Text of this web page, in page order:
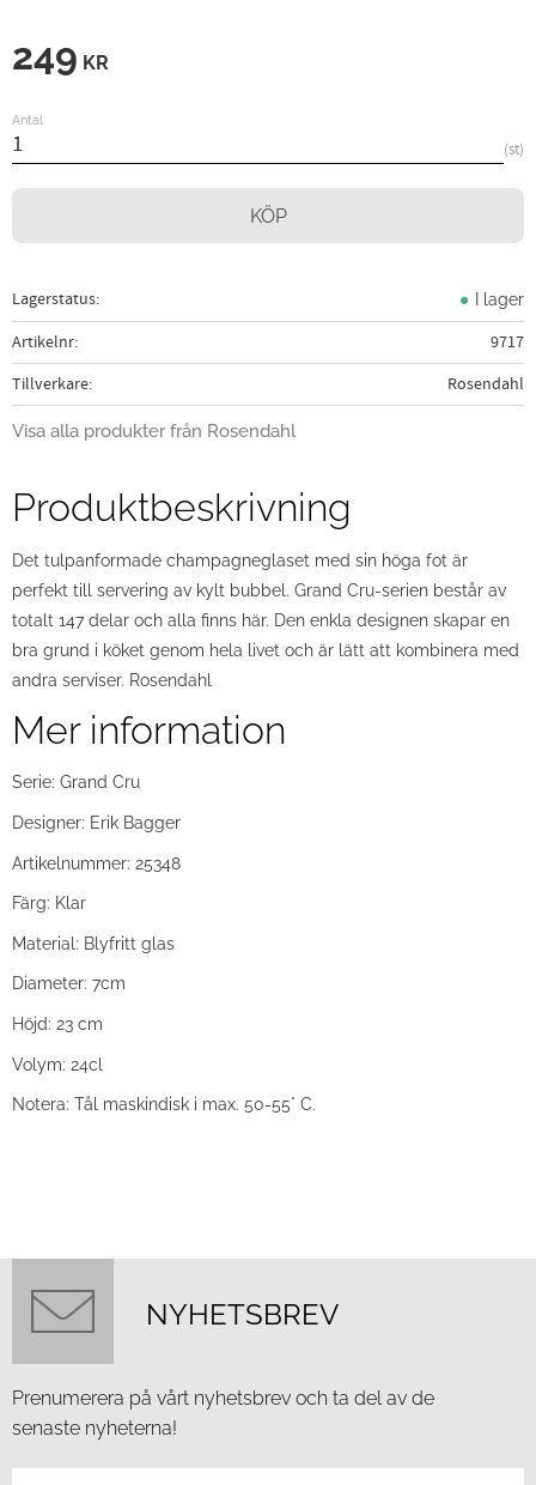
249 KR
Antal
st
KÖP
Lagerstatus I lager
Artikelnr
9717
Tillverkare
Rosendahl
Visa alla produkter från Rosendahl
Produktbeskrivning
Det tulpanformade champagneglaset med sin höga fot är
perfekt till servering av kylt bubbel. Grand Cru-serien består av
totalt 147 delar och alla finns här. Den enkla designen skapar en
bra grund i köket genom hela livet och är lätt att kombinera med
andra serviser. Rosendahl
Mer information
Serie: Grand Cru
Designer: Erik Bagger
Artikelnummer: 25348
Färg: Klar
Material: Blyfritt glas
Diameter: 7cm
Höjd: 23 cm
Volym: 24cl
Notera: Tål maskindisk i max. 50-55° C.
NYHETSBREV
Prenumerera på vårt nyhetsbrev och ta del av de
senaste nyheterna!